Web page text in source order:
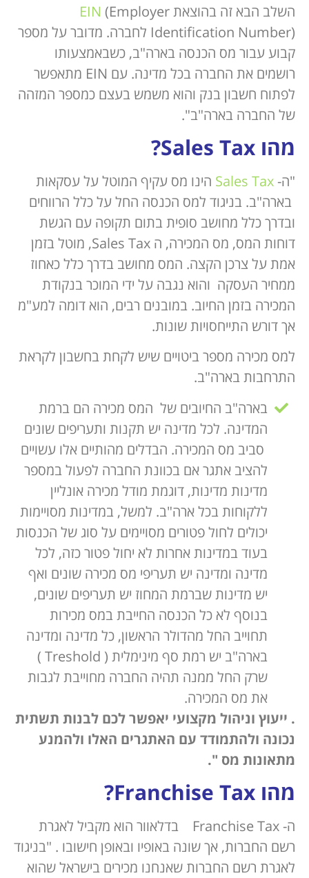
השלב הבא זה בהוצאת
EIN (Employer
Identification Number) לחברה. מדובר על מספר
קבוע עבור מס הכנסה בארה"ב, כשבאמצעותו
רושמים את החברה בכל מדינה. עם EIN מתאפשר
לפתוח חשבון בנק והוא משמש בעצם כמספר המזהה
של החברה בארה"ב".
מהו Sales Tax
?
"ה- Sales Tax הינו מס עקיף המוטל על עסקאות
בארה"ב. בניגוד למס הכנסה החל על כלל הרווחים
ובדרך כלל מחושב סופית בתום תקופה עם הגשת
דוחות המס, מס המכירה, ה Sales Tax, מוטל בזמן
אמת על צרכן הקצה. המס מחושב בדרך כלל כאחוז
ממחיר העסקה והוא נגבה על ידי המוכר בנקודת
המכירה בזמן החיוב. במובנים רבים, הוא דומה למע"מ
אך דורש התייחסויות שונות.
למס מכירה מספר ביטויים שיש לקחת בחשבון לקראת
התרחבות בארה"ב.
בארה"ב החיובים של המס מכירה הם ברמת
המדינה. לכל מדינה יש תקנות ותעריפים שונים
סביב מס המכירה. הבדלים מהותיים אלו עשויים
להציב אתגר אם בכוונת החברה לפעול במספר
מדינות מדינות, דוגמת מודל מכירה אונליין
ללקוחות בכל ארה"ב. למשל, במדינות מסויימות
יכולים לחול פטורים מסויימים על סוג של הכנסות
בעוד במדינות אחרות לא יחול פטור כזה, לכל
מדינה ומדינה יש תעריפי מס מכירה שונים ואף
יש מדינות שברמת המחוז יש תעריפים שונים,
בנוסף לא כל הכנסה החייבת במס מכירות
תחוייב החל מהדולר הראשון, כל מדינה ומדינה
בארה"ב יש רמת סף מינימלית ( Treshold )
שרק החל ממנה תהיה החברה מחוייבת לגבות
את מס המכירה.
. ייעוץ וניהול מקצועי יאפשר לכם לבנות תשתית
נכונה ולהתמודד עם האתגרים האלו ולהמנע
מתאונות מס ".
מהו Franchise Tax
?
ה- Franchise Tax בדלאוור הוא מקביל לאגרת
רשם החברות, אך שונה באופיו ובאופן חישובו . "בניגוד
לאגרת רשם החברות שאנחנו מכירים בישראל שהוא